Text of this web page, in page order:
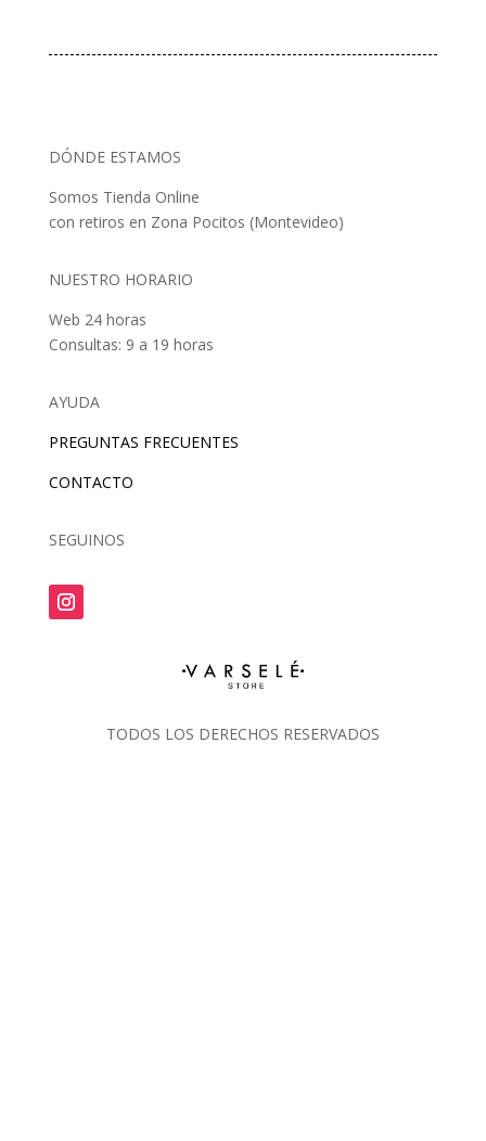
DÓNDE ESTAMOS
Somos Tienda Online
con retiros en Zona Pocitos (Montevideo)
NUESTRO HORARIO
Web 24 horas
Consultas: 9 a 19 horas
AYUDA
PREGUNTAS FRECUENTES
CONTACTO
SEGUINOS
TODOS LOS DERECHOS RESERVADOS